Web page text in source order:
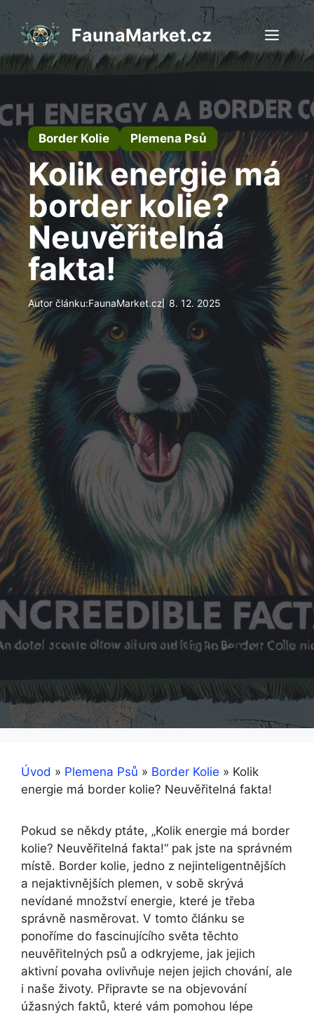
obsah
FaunaMarket.cz
Border Kolie Plemena Psů
Kolik energie má
border kolie?
Neuvěřitelná
fakta!
Autor článku:FaunaMarket.cz 8. 12. 2025
Úvod » Plemena Psů » Border Kolie » Kolik
energie má border kolie? Neuvěřitelná fakta!
Pokud se někdy ptáte, „Kolik energie má border
kolie? Neuvěřitelná fakta!“ pak jste na správném
místě. Border kolie, jedno z nejinteligentnějších
a nejaktivnějších plemen, v sobě skrývá
nevídané množství energie, které je třeba
správně nasměrovat. V tomto článku se
ponoříme do fascinujícího světa těchto
neuvěřitelných psů a odkryjeme, jak jejich
aktivní povaha ovlivňuje nejen jejich chování, ale
i naše životy. Připravte se na objevování
úžasných faktů, které vám pomohou lépe